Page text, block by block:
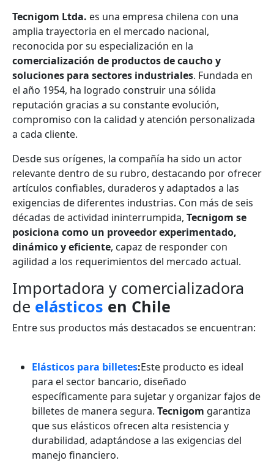
Tecnigom Ltda. es una empresa chilena con una
amplia trayectoria en el mercado nacional,
reconocida por su especialización en la
comercialización de productos de caucho y
soluciones para sectores industriales. Fundada en
el año 1954, ha logrado construir una sólida
reputación gracias a su constante evolución,
compromiso con la calidad y atención personalizada
a cada cliente.
Desde sus orígenes, la compañía ha sido un actor
relevante dentro de su rubro, destacando por ofrecer
artículos confiables, duraderos y adaptados a las
exigencias de diferentes industrias. Con más de seis
décadas de actividad ininterrumpida, Tecnigom se
posiciona como un proveedor experimentado,
dinámico y eficiente, capaz de responder con
agilidad a los requerimientos del mercado actual.
Importadora y comercializadora
de elásticos en Chile
Entre sus productos más destacados se encuentran:
Elásticos para billetes:Este producto es ideal
para el sector bancario, diseñado
específicamente para sujetar y organizar fajos de
billetes de manera segura. Tecnigom garantiza
que sus elásticos ofrecen alta resistencia y
durabilidad, adaptándose a las exigencias del
manejo financiero.